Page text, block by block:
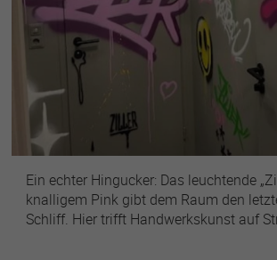
Ein echter Hingucker: Das leuchtende
knalligem Pink gibt dem Raum den
Schliff. Hier trifft Handwerkskunst auf